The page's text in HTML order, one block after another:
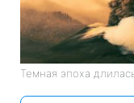
Темная эпоха